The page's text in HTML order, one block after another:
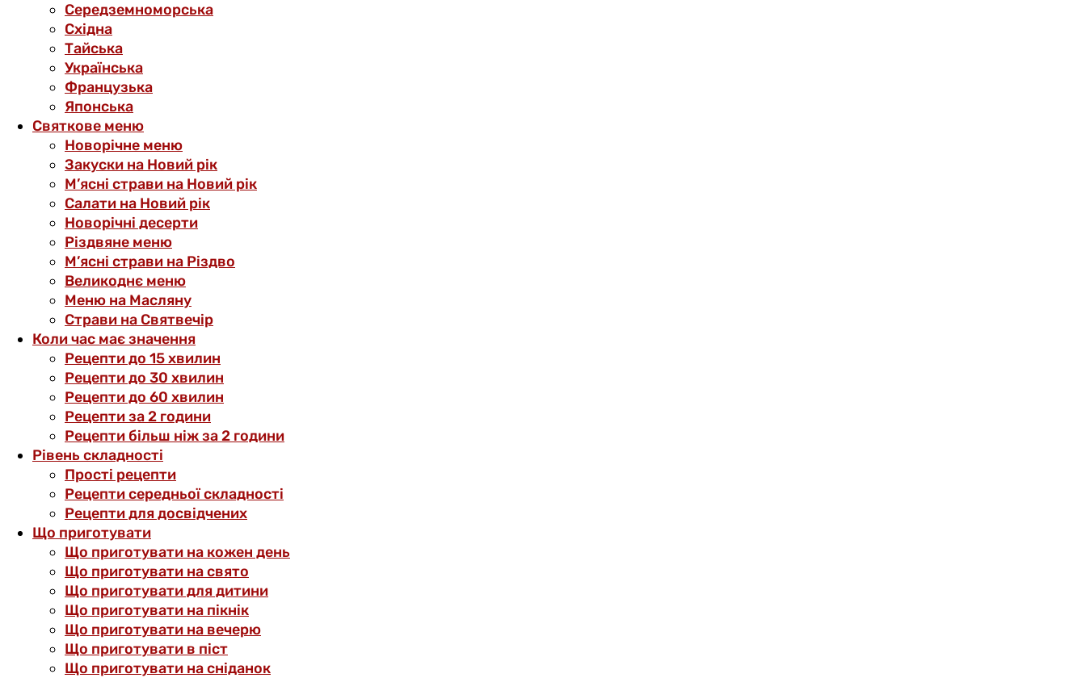
Середземноморська
Східна
Тайська
Українська
Французька
Японська
Святкове меню
Новорічне меню
Закуски на Новий рік
М’ясні страви на Новий рік
Салати на Новий рік
Новорічні десерти
Різдвяне меню
М’ясні страви на Різдво
Великоднє меню
Меню на Масляну
Страви на Святвечір
Коли час має значення
Рецепти до 15 хвилин
Рецепти до 30 хвилин
Рецепти до 60 хвилин
Рецепти за 2 години
Рецепти більш ніж за 2 години
Рівень складності
Прості рецепти
Рецепти середньої складності
Рецепти для досвідчених
Що приготувати
Що приготувати на кожен день
Що приготувати на свято
Що приготувати для дитини
Що приготувати на пікнік
Що приготувати на вечерю
Що приготувати в піст
Що приготувати на сніданок